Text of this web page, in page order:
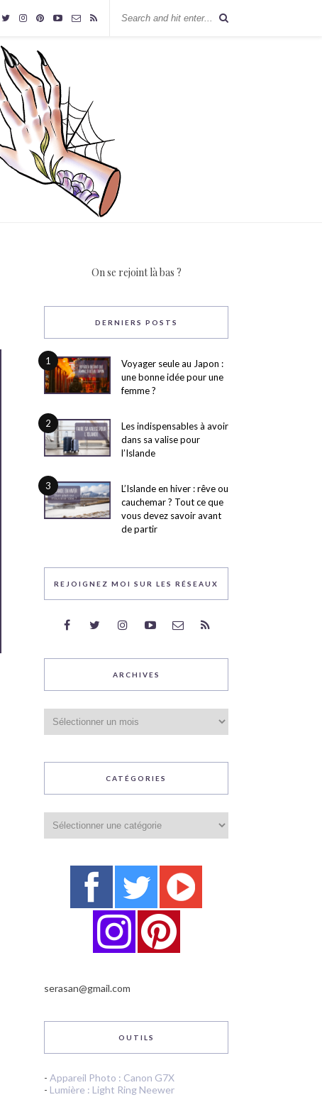
On se rejoint là bas ?
DERNIERS POSTS
1
Voyager seule au Japon :
une bonne idée pour une
femme ?
2
Les indispensables à avoir
dans sa valise pour
l’Islande
3
L’Islande en hiver : rêve ou
cauchemar ? Tout ce que
vous devez savoir avant
de partir
REJOIGNEZ MOI SUR LES RÉSEAUX
ARCHIVES
CATÉGORIES
serasan@gmail.com
OUTILS
- Appareil Photo : Canon G7X
- Lumière : Light Ring Neewer